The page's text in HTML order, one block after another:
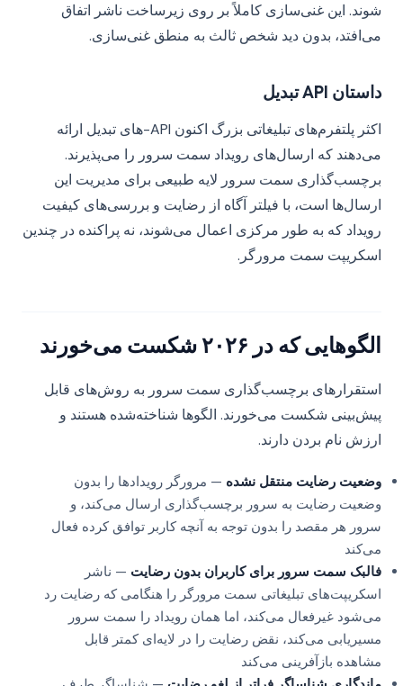
شوند. این غنی‌سازی کاملاً بر روی زیرساخت ناشر اتفاق
می‌افتد، بدون دید شخص ثالث به منطق غنی‌سازی.
داستان API تبدیل
اکثر پلتفرم‌های تبلیغاتی بزرگ اکنون API-های تبدیل ارائه
می‌دهند که ارسال‌های رویداد سمت سرور را می‌پذیرند.
برچسب‌گذاری سمت سرور لایه طبیعی برای مدیریت این
ارسال‌ها است، با فیلتر آگاه از رضایت و بررسی‌های کیفیت
رویداد که به طور مرکزی اعمال می‌شوند، نه پراکنده در چندین
اسکریپت سمت مرورگر.
الگوهایی که در ۲۰۲۶ شکست می‌خورند
استقرارهای برچسب‌گذاری سمت سرور به روش‌های قابل
پیش‌بینی شکست می‌خورند. الگوها شناخته‌شده هستند و
ارزش نام بردن دارند.
وضعیت رضایت منتقل نشده — مرورگر رویدادها را بدون
وضعیت رضایت به سرور برچسب‌گذاری ارسال می‌کند، و
سرور هر مقصد را بدون توجه به آنچه کاربر توافق کرده فعال
می‌کند
فالبک سمت سرور برای کاربران بدون رضایت — ناشر
اسکریپت‌های تبلیغاتی سمت مرورگر را هنگامی که رضایت رد
می‌شود غیرفعال می‌کند، اما همان رویداد را سمت سرور
مسیریابی می‌کند، نقض رضایت را در لایه‌ای کمتر قابل
مشاهده بازآفرینی می‌کند